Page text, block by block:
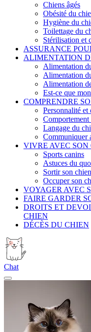
Chiens âgés
Obésité du
Hygiène du
Toilettage du
Stérilisation et
ASSURANCE
ALIMENTATION
Alimentation
Alimentation
Alimentation
Est-ce que
COMPRENDRE
Personnalité et
Comportement
Langage du
Communiquer
VIVRE AVEC SON
Sports canins
Astuces du
Sortir son chien
Occuper son
VOYAGER AVEC
FAIRE GARDER
DROITS ET
CHIEN
DÉCÈS DU CHIEN
Chat